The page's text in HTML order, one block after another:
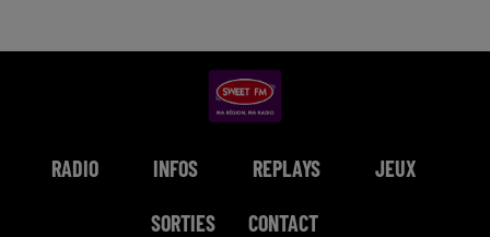
RADIO INFOS REPLAYS JEUX
SORTIES CONTACT